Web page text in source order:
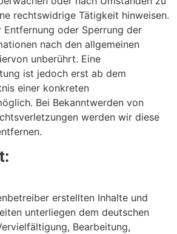
rechtswidrige Tätigkeit hinweisen.
oder Sperrung der
nach den allgemeinen
unberührt. Eine
ist jedoch erst ab dem
einer konkreten
Bei Bekanntwerden von
werden wir diese
erstellten Inhalte und
unterliegen dem deutschen
Bearbeitung,